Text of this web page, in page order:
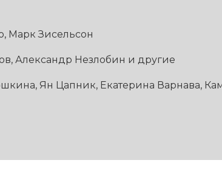
Марк Зисельсон
Александр Незлобин и другие
Ян Цапник, Екатерина Варнава,